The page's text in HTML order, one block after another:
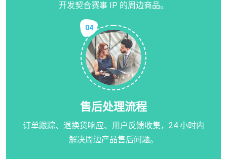
开发契合赛事 IP 的周边商品。
04
售后处理流程
订单跟踪、退换货响应、用户反馈收集，24 小时内
解决周边产品售后问题。